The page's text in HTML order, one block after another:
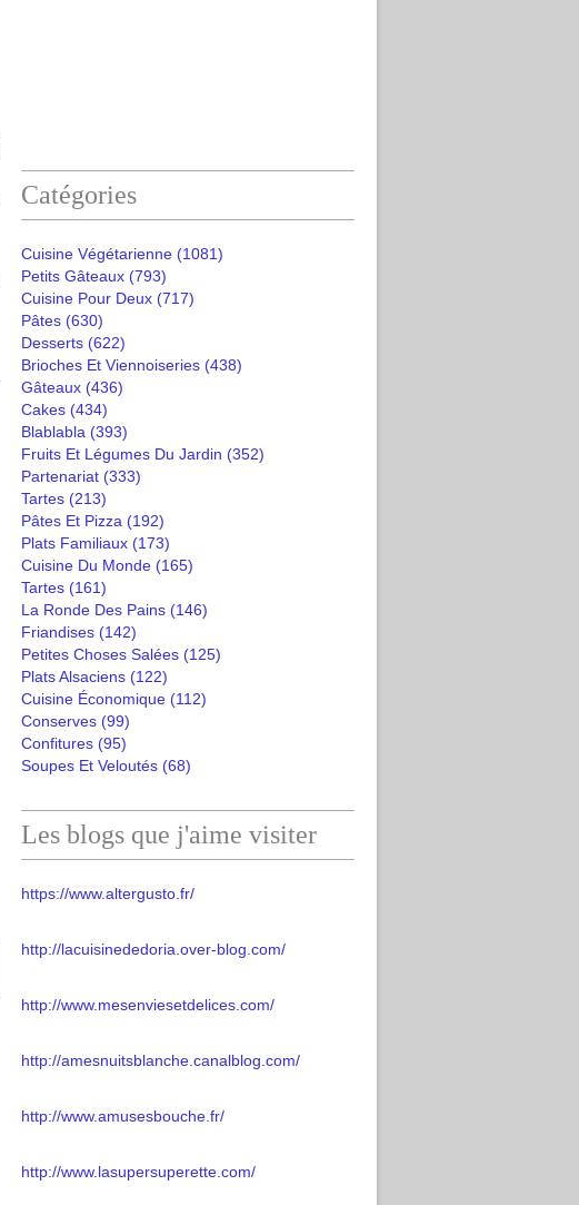
Catégories
Cuisine Végétarienne (1081)
Petits Gâteaux (793)
Cuisine Pour Deux (717)
Pâtes (630)
Desserts (622)
Brioches Et Viennoiseries (438)
Gâteaux (436)
Cakes (434)
Blablabla (393)
Fruits Et Légumes Du Jardin (352)
Partenariat (333)
Tartes (213)
Pâtes Et Pizza (192)
Plats Familiaux (173)
Cuisine Du Monde (165)
Tartes (161)
La Ronde Des Pains (146)
Friandises (142)
Petites Choses Salées (125)
Plats Alsaciens (122)
Cuisine Économique (112)
Conserves (99)
Confitures (95)
Soupes Et Veloutés (68)
Les blogs que j'aime visiter
https://www.altergusto.fr/
http://lacuisinededoria.over-blog.com/
http://www.mesenviesetdelices.com/
http://amesnuitsblanche.canalblog.com/
http://www.amusesbouche.fr/
http://www.lasupersuperette.com/